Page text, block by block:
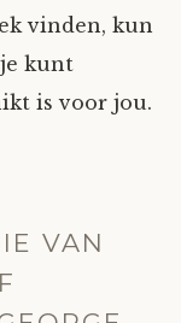
vinden, kun
kunt
is voor jou.
VAN